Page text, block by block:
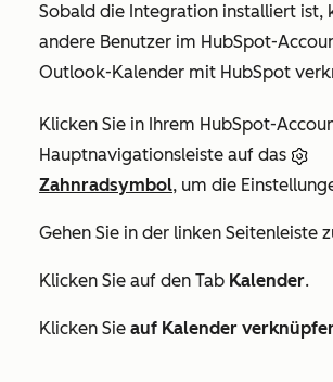
Sobald die Integration installiert ist,
andere Benutzer im HubSpot-
Outlook-Kalender mit HubSpot
Klicken Sie in Ihrem HubSpot-
Hauptnavigationsleiste auf das
Zahnradsymbol, um die
Gehen Sie in der linken Seitenleiste
Klicken Sie auf den Tab Kalender.
Klicken Sie auf Kalender